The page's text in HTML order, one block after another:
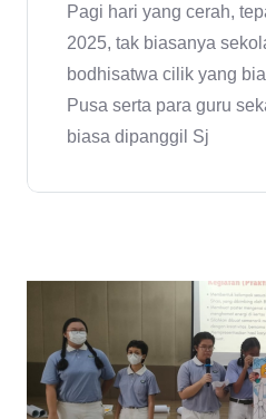
Pagi hari yang cerah,
2025, tak biasanya
bodhisatwa cilik yang
Pusa serta para guru
biasa dipanggil Sj